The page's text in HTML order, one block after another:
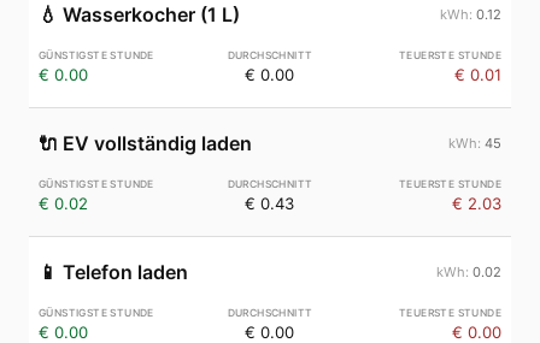
💧 Wasserkocher (1 L) 0.12
€ 0.00 € 0.00 € 0.01
🔌 EV vollständig laden 45
€ 0.02 € 0.43 € 2.03
📱 Telefon laden 0.02
€ 0.00 € 0.00 € 0.00